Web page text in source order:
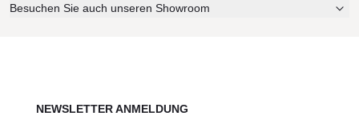
Besuchen Sie auch unseren Showroom
NEWSLETTER ANMELDUNG